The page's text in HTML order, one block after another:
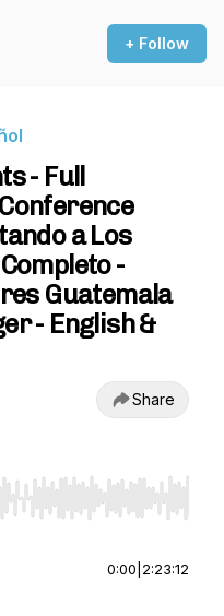
+ Follow
- Full
a Los
-
Guatemala
- English &
Share
Home/End to jump to
0:00 2:23:12